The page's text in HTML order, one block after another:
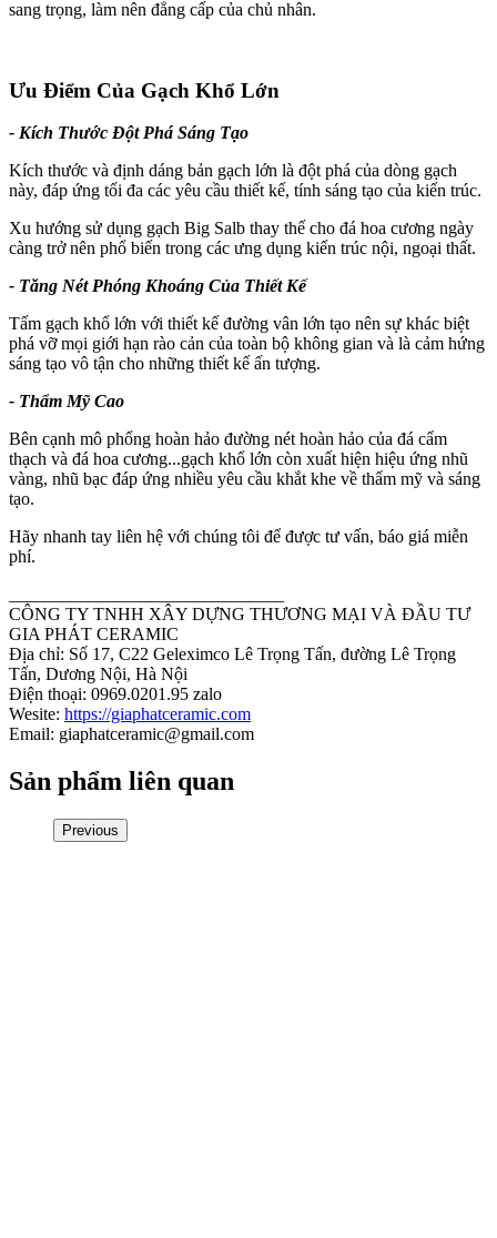
sang trọng, làm nên đẳng cấp của chủ nhân.
Ưu Điểm Của Gạch Khổ Lớn
- Kích Thước Đột Phá Sáng Tạo
Kích thước và định dáng bản gạch lớn là đột phá của dòng gạch
này, đáp ứng tối đa các yêu cầu thiết kế, tính sáng tạo của kiến trúc.
Xu hướng sử dụng gạch Big Salb thay thế cho đá hoa cương ngày
càng trở nên phổ biến trong các ưng dụng kiến trúc nội, ngoại thất.
- Tăng Nét Phóng Khoáng Của Thiết Kế
Tấm gạch khổ lớn với thiết kế đường vân lớn tạo nên sự khác biệt
phá vỡ mọi giới hạn rào cản của toàn bộ không gian và là cảm hứng
sáng tạo vô tận cho những thiết kế ấn tượng.
- Thẩm Mỹ Cao
Bên cạnh mô phổng hoàn hảo đường nét hoàn hảo của đá cẩm
thạch và đá hoa cương...gạch khổ lớn còn xuất hiện hiệu ứng nhũ
vàng, nhũ bạc đáp ứng nhiều yêu cầu khắt khe về thẩm mỹ và sáng
tạo.
Hãy nhanh tay liên hệ với chúng tôi để được tư vấn, báo giá miễn
phí.
CÔNG TY TNHH XÂY DỰNG THƯƠNG MẠI VÀ ĐẦU TƯ
GIA PHÁT CERAMIC
Địa chỉ: Số 17, C22 Geleximco Lê Trọng Tấn, đường Lê Trọng
Tấn, Dương Nội, Hà Nội
Điện thoại: 0969.0201.95 zalo
Wesite: https://giaphatceramic.com
Email: giaphatceramic@gmail.com
Sản phẩm liên quan
Previous